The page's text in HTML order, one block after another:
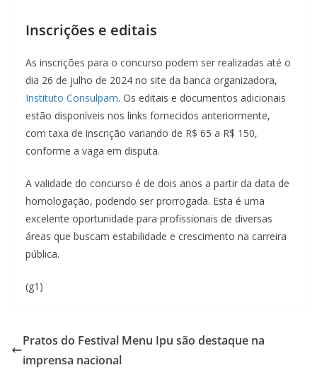
Inscrições e editais
As inscrições para o concurso podem ser realizadas até o
dia 26 de julho de 2024 no site da banca organizadora,
Instituto Consulpam. Os editais e documentos adicionais
estão disponíveis nos links fornecidos anteriormente,
com taxa de inscrição variando de R$ 65 a R$ 150,
conforme a vaga em disputa.
A validade do concurso é de dois anos a partir da data de
homologação, podendo ser prorrogada. Esta é uma
excelente oportunidade para profissionais de diversas
áreas que buscam estabilidade e crescimento na carreira
pública.
(g1)
Pratos do Festival Menu Ipu são destaque na
imprensa nacional